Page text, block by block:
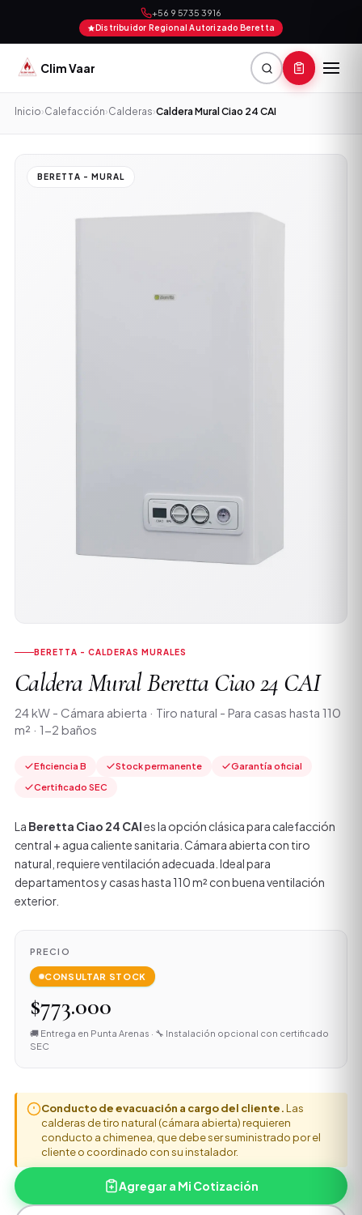
+56 9 5735 3916
Distribuidor Regional Autorizado Beretta
Clim Vaar
Inicio›Calefacción›Calderas›Caldera Mural Ciao 24 CAI
BERETTA - MURAL
BERETTA - CALDERAS MURALES
Caldera Mural Beretta Ciao 24 CAI
24 kW - Cámara abierta · Tiro natural - Para casas hasta 110
m² · 1-2 baños
Eficiencia B Stock permanente
Garantía oficial
Certificado SEC
La Beretta Ciao 24 CAIes la opción clásica para calefacción
central + agua caliente sanitaria. Cámara abierta con tiro
natural, requiere ventilación adecuada. Ideal para
departamentos y casas hasta 110 m² con buena ventilación
exterior.
PRECIO
CONSULTAR STOCK
$773.000
🚚 Entrega en Punta Arenas · 🔧 Instalación opcional con certificado
SEC
Conducto de evacuación a cargo del cliente.Las
calderas de tiro natural (cámara abierta) requieren
conducto a chimenea, que debe ser suministrado por el
cliente o coordinado con su instalador.
Agregar a Mi Cotización